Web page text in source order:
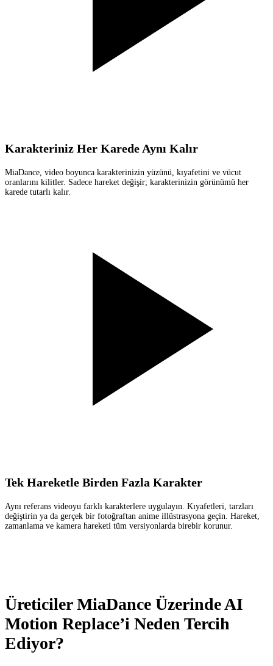
Karakteriniz Her Karede Aynı Kalır
MiaDance, video boyunca karakterinizin yüzünü, kıyafetini ve vücut
oranlarını kilitler. Sadece hareket değişir; karakterinizin görünümü her
karede tutarlı kalır.
Tek Hareketle Birden Fazla Karakter
Aynı referans videoyu farklı karakterlere uygulayın. Kıyafetleri, tarzları
değiştirin ya da gerçek bir fotoğraftan anime illüstrasyona geçin. Hareket,
zamanlama ve kamera hareketi tüm versiyonlarda birebir korunur.
Üreticiler MiaDance Üzerinde AI
Motion Replace’i Neden Tercih
Ediyor?